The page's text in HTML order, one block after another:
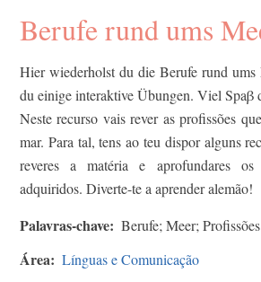
Berufe rund ums
Hier wiederholst du die Berufe rund
du einige interaktive Übungen. Viel Spaβ
Neste recurso vais rever as profissões
mar. Para tal, tens ao teu dispor alguns
reveres a matéria e aprofundares os
adquiridos. Diverte-te a aprender alemão!
Palavras-chave Berufe; Meer;
Área Línguas e Comunicação